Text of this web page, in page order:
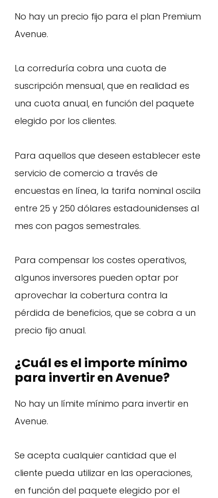
No hay un precio fijo para el plan Premium
Avenue.
La correduría cobra una cuota de
suscripción mensual, que en realidad es
una cuota anual, en función del paquete
elegido por los clientes.
Para aquellos que deseen establecer este
servicio de comercio a través de
encuestas en línea, la tarifa nominal oscila
entre 25 y 250 dólares estadounidenses al
mes con pagos semestrales.
Para compensar los costes operativos,
algunos inversores pueden optar por
aprovechar la cobertura contra la
pérdida de beneficios, que se cobra a un
precio fijo anual.
¿Cuál es el importe mínimo
para invertir en Avenue?
No hay un límite mínimo para invertir en
Avenue.
Se acepta cualquier cantidad que el
cliente pueda utilizar en las operaciones,
en función del paquete elegido por el